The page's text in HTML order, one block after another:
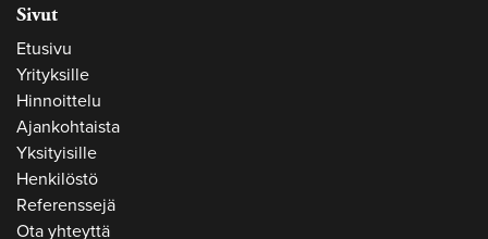
Sivut
Etusivu
Yrityksille
Hinnoittelu
Ajankohtaista
Yksityisille
Henkilöstö
Referenssejä
Ota yhteyttä